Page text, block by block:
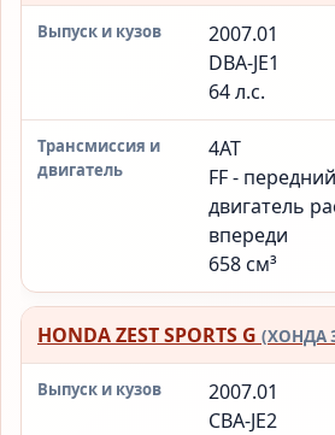
2007.01
DBA-JE1
64 л.с.
4AT
FF -
двигатель
впереди
658 см³
HONDA ZEST SPORTS G (ХОНДА
2007.01
CBA-JE2